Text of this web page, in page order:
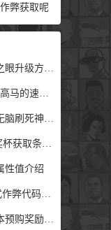
弊获取呢
级方法分享
和耐力？
眼经验值教程
条件介绍
性值介绍
讲解与分析
奖励一览